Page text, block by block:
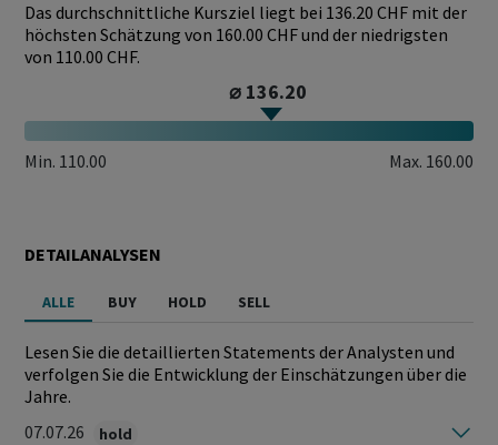
Das durchschnittliche Kursziel liegt bei 136.20 CHF mit der
höchsten Schätzung von 160.00 CHF und der niedrigsten
von 110.00 CHF.
⌀ 136.20
Min. 110.00 Max. 160.00
DETAILANALYSEN
ALLE BUY HOLD SELL
Lesen Sie die detaillierten Statements der Analysten und
verfolgen Sie die Entwicklung der Einschätzungen über die
Jahre.
07.07.26
hold